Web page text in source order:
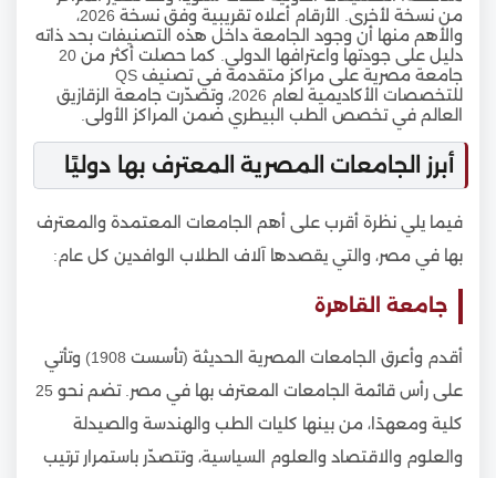
من نسخة لأخرى. الأرقام أعلاه تقريبية وفق نسخة 2026،
والأهم منها أن وجود الجامعة داخل هذه التصنيفات بحد ذاته
دليل على جودتها واعترافها الدولي. كما حصلت أكثر من 20
جامعة مصرية على مراكز متقدمة في تصنيف QS
للتخصصات الأكاديمية لعام 2026، وتصدّرت جامعة الزقازيق
العالم في تخصص الطب البيطري ضمن المراكز الأولى.
أبرز الجامعات المصرية المعترف بها دوليًا
فيما يلي نظرة أقرب على أهم الجامعات المعتمدة والمعترف
بها في مصر، والتي يقصدها آلاف الطلاب الوافدين كل عام:
جامعة القاهرة
أقدم وأعرق الجامعات المصرية الحديثة (تأسست 1908) وتأتي
على رأس قائمة الجامعات المعترف بها في مصر. تضم نحو 25
كلية ومعهدًا، من بينها كليات الطب والهندسة والصيدلة
والعلوم والاقتصاد والعلوم السياسية، وتتصدّر باستمرار ترتيب